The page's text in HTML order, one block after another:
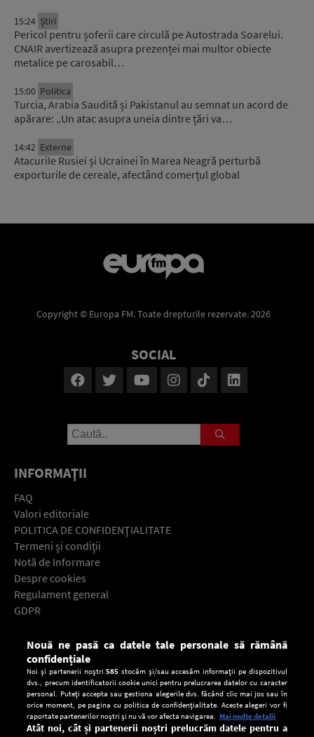
15:24 Știri
Pericol pentru șoferii care circulă pe Autostrada Soarelui.
CNAIR avertizează asupra prezenței mai multor obiecte
metalice pe carosabil…
15:00 Politica
Turcia, Arabia Saudită și Pakistanul au semnat un acord de
apărare: „Un atac asupra uneia dintre țări va…
14:42 Externe
Atacurile Rusiei și Ucrainei în Marea Neagră perturbă
exporturile de cereale, afectând comerțul global
Copyright © Europa FM. Toate drepturile rezervate. 2026
SOCIAL
INFORMAŢII
FAQ
Valori editoriale
POLITICA DE CONFIDENŢIALITATE
Termeni şi condiţii
Notă de Informare
Despre cookies
Regulament general
GDPR
Descarcă gratuit aplicaţia Europa FM pentru smartphone:
Nouă ne pasă ca datele tale personale să rămână
confidențiale
Noi și partenerii noștri585 stocăm și/sau accesăm informații pe dispozitivul
dvs., precum identificatorii cookie unici pentru prelucrarea datelor cu caracter
personal. Puteți accepta sau gestiona alegerile dvs. făcând clic mai jos sau în
orice moment, pe pagina cu politica de confidențialitate. Aceste alegeri vor fi
raportate partenerilor noștri și nu vă vor afecta navigarea. Mai multe detalii
Atât noi, cât și partenerii noștri prelucrăm datele pentru a